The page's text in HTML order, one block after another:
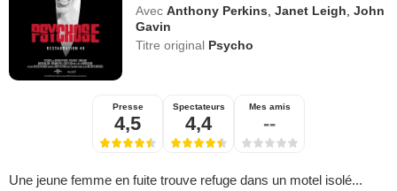
Avec Anthony Perkins ,Janet Leigh ,John
Gavin
Titre original Psycho
Presse
4,5
Spectateurs
4,4
Mes amis
--
Une jeune femme en fuite trouve refuge dans un motel isolé...